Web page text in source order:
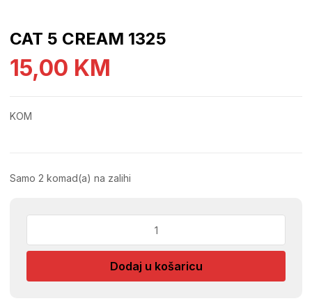
CAT 5 CREAM 1325
15,00 KM
KOM
Samo 2 komad(a) na zalihi
CREAM
količina
Dodaj u košaricu